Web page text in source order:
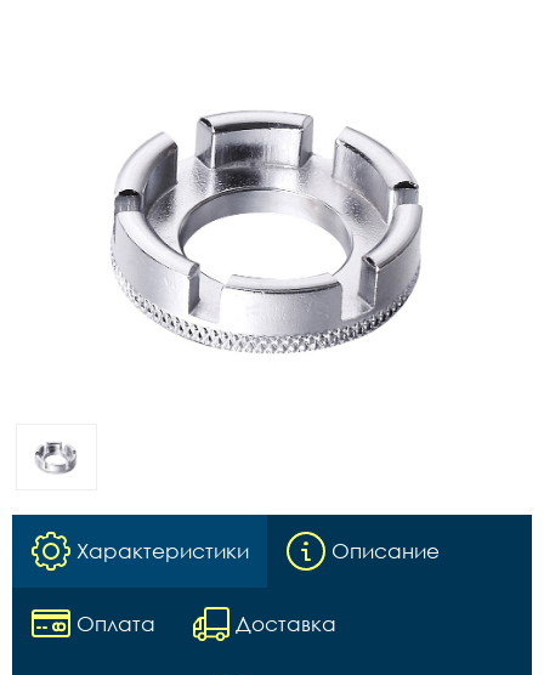
Характеристики Описание
Оплата Доставка